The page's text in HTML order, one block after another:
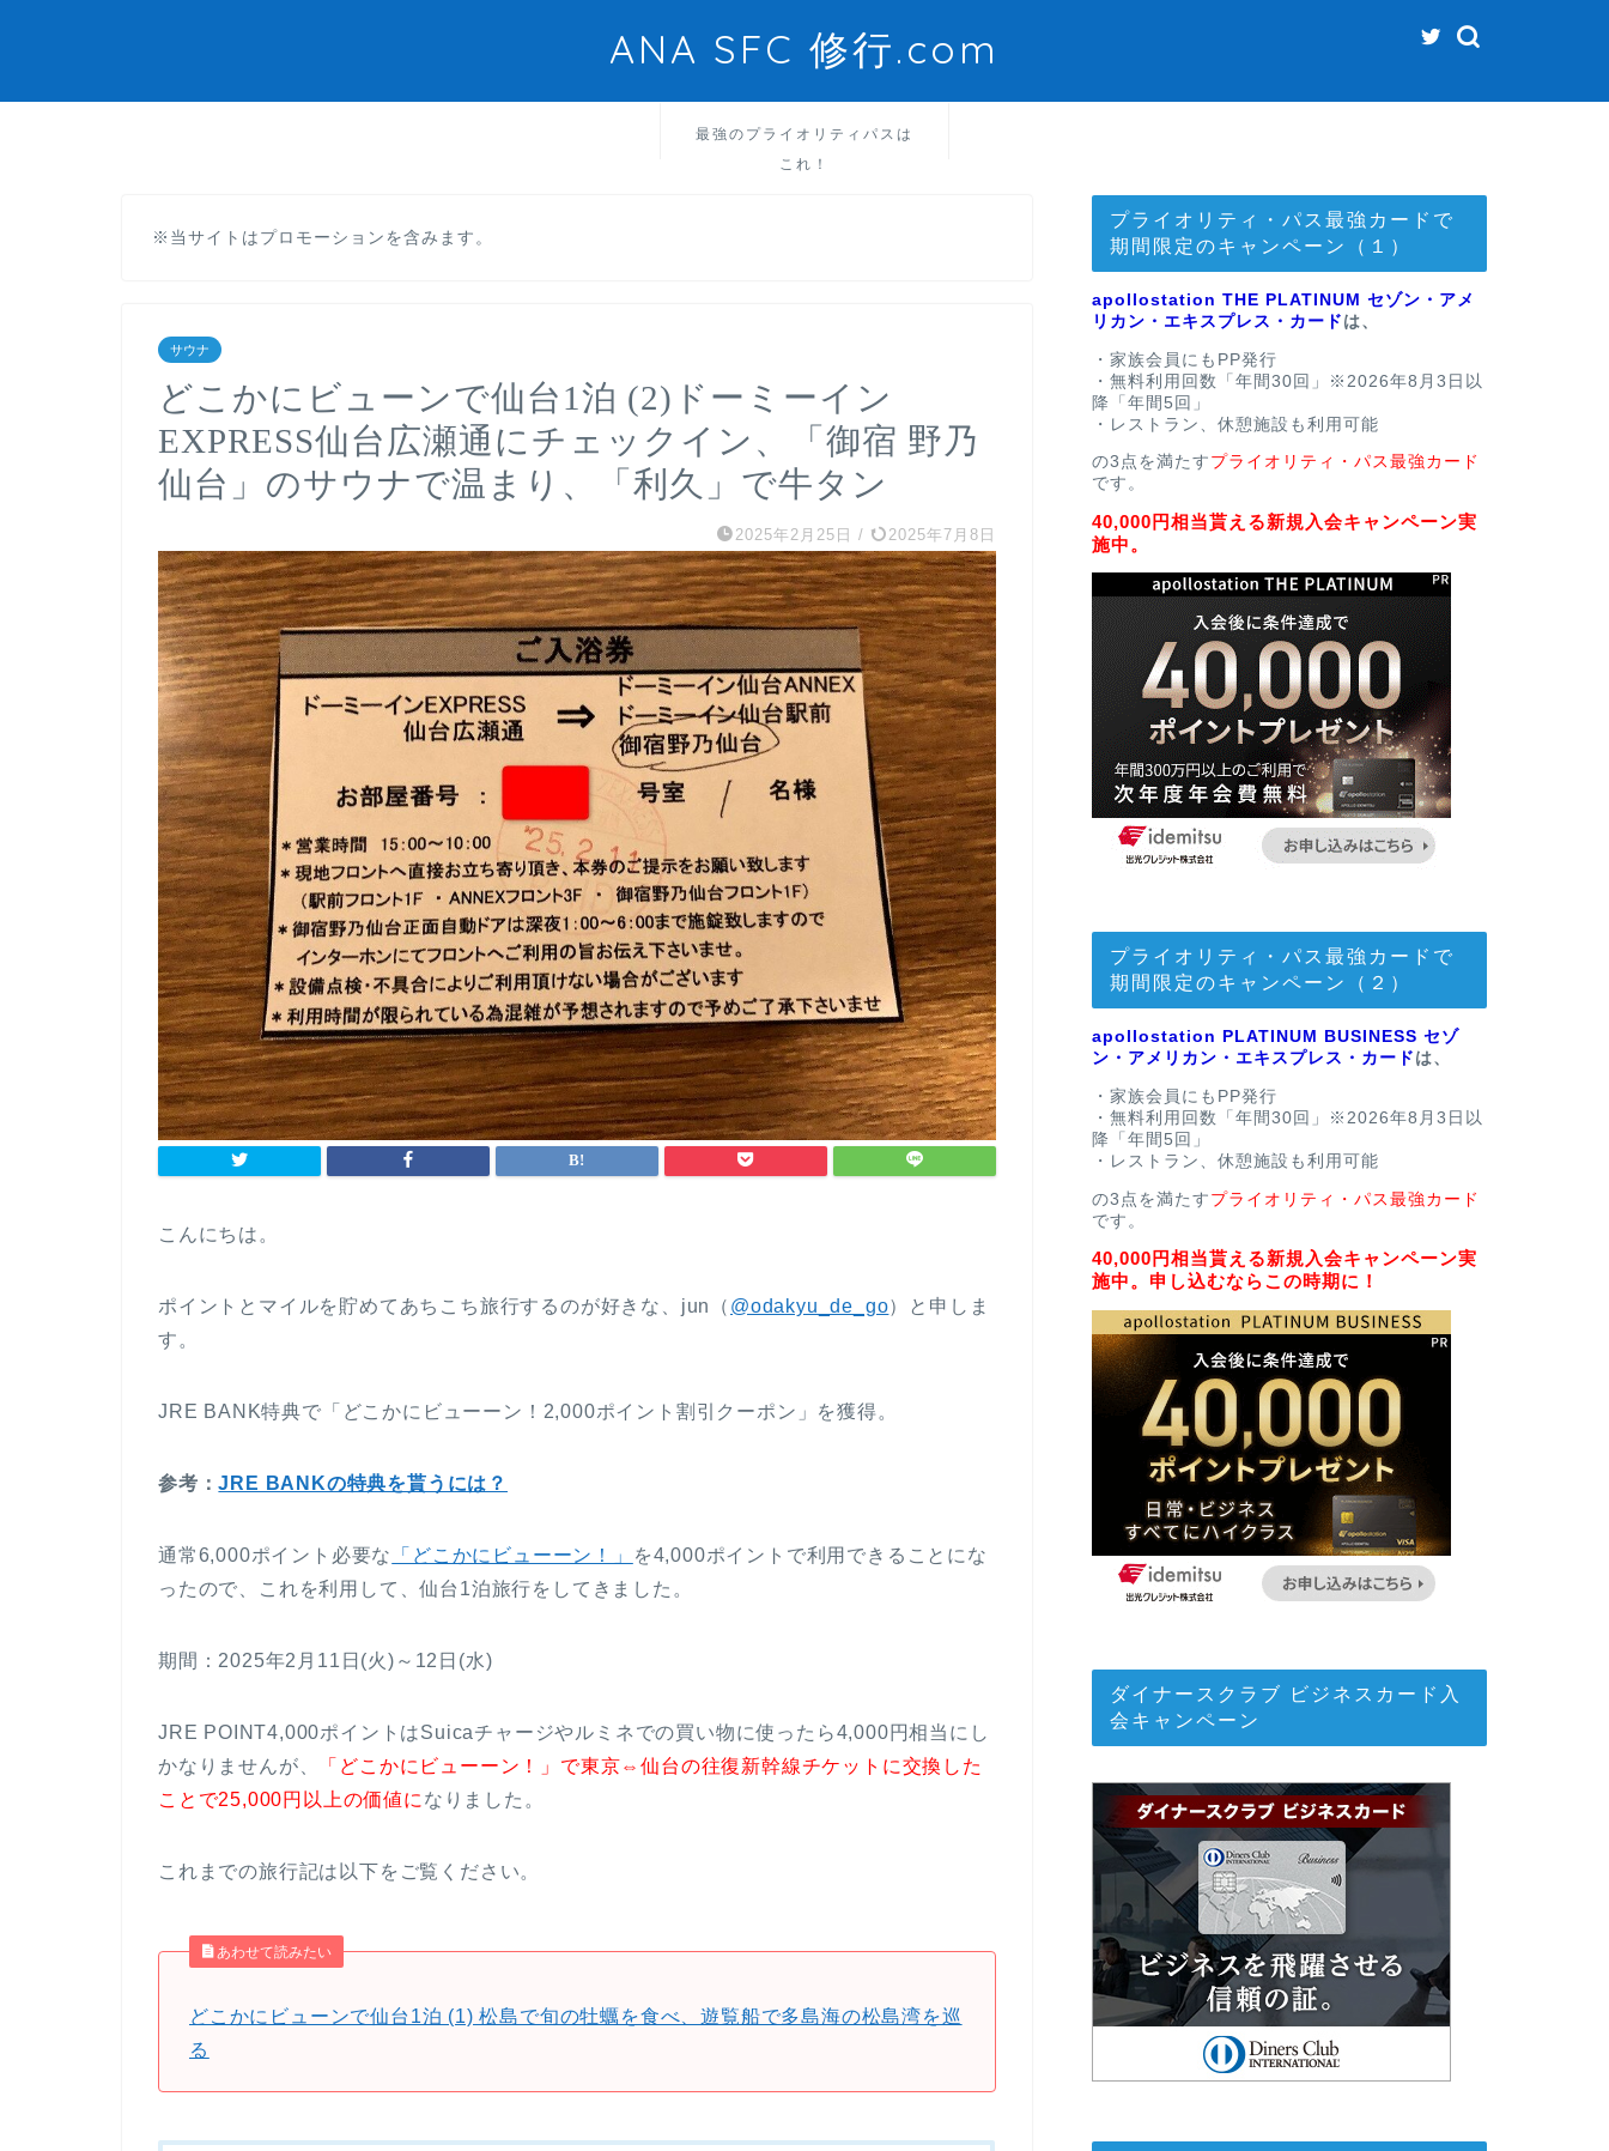
ANA SFC 修行.com
最強のプライオリティパスは
これ！
※当サイトはプロモーションを含みます。
サウナ
どこかにビューンで仙台1泊 (2)ドーミーイン
EXPRESS仙台広瀬通にチェックイン、「御宿 野乃
仙台」のサウナで温まり、「利久」で牛タン
2025年2月25日 / 2025年7月8日
こんにちは。
ポイントとマイルを貯めてあちこち旅行するのが好きな、jun（ @odakyu_de_go）と申しま
す。
JRE BANK特典で「どこかにビューーン！2,000ポイント割引クーポン」を獲得。
参考：JRE BANKの特典を貰うには？
通常6,000ポイント必要な 「どこかにビューーン！」
を4,000ポイントで利用できることにな
ったので、これを利用して、仙台1泊旅行をしてきました。
期間：2025年2月11日(火)～12日(水)
JRE POINT4,000ポイントはSuicaチャージやルミネでの買い物に使ったら4,000円相当にし
かなりませんが、
「どこかにビューーン！」で東京⇔仙台の往復新幹線チケットに交換した
ことで25,000円以上の価値に なりました。
これまでの旅行記は以下をご覧ください。
あわせて読みたい
どこかにビューンで仙台1泊 (1) 松島で旬の牡蠣を食べ、遊覧船で多島海の松島湾を巡
る
プライオリティ・パス最強カードで
期間限定のキャンペーン（１）
apollostation THE PLATINUM セゾン・アメ
リカン・エキスプレス・カード は、
・家族会員にもPP発行
・無料利用回数「年間30回」※2026年8月3日以
降「年間5回」
・レストラン、休憩施設も利用可能
の3点を満たす プライオリティ・パス最強カード
です。
40,000円相当貰える新規入会キャンペーン実
施中。
プライオリティ・パス最強カードで
期間限定のキャンペーン（２）
apollostation PLATINUM BUSINESS セゾ
ン・アメリカン・エキスプレス・カード は、
・家族会員にもPP発行
・無料利用回数「年間30回」※2026年8月3日以
降「年間5回」
・レストラン、休憩施設も利用可能
の3点を満たす プライオリティ・パス最強カード
です。
40,000円相当貰える新規入会キャンペーン実
施中。申し込むならこの時期に！
ダイナースクラブ ビジネスカード入
会キャンペーン